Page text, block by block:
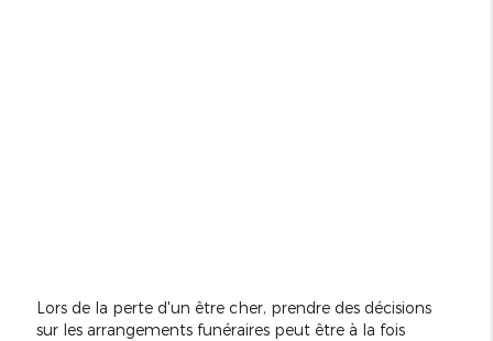
Lors de la perte d'un être cher, prendre des décisions
sur les arrangements funéraires peut être à la fois